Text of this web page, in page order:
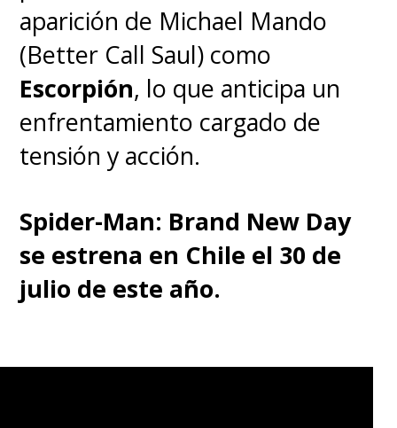
aparición de Michael Mando
(Better Call Saul) como
Escorpión, lo que anticipa un
enfrentamiento cargado de
tensión y acción.
Spider-Man: Brand New Day
se estrena en Chile el 30 de
julio de este año.